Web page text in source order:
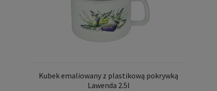
Kubek emaliowany z plastikową pokrywką
Lawenda 2.5l